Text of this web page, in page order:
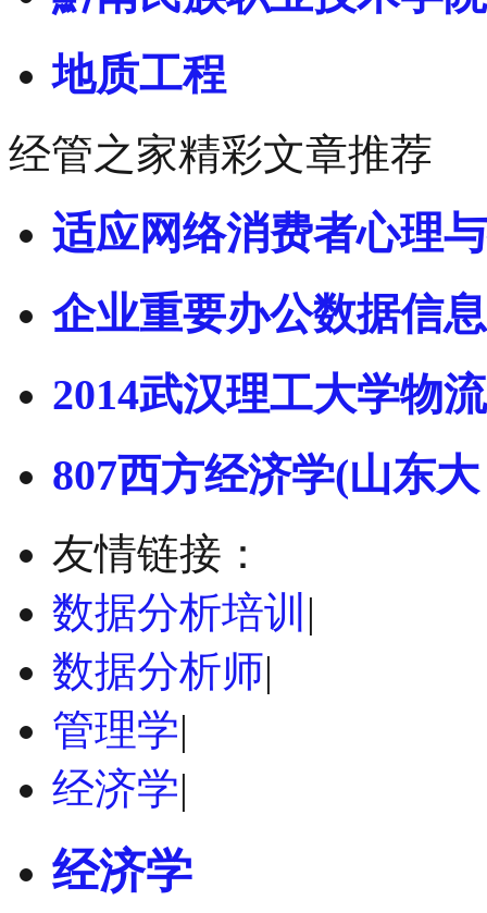
地质工程
经管之家精彩文章推荐
适应网络消费者心理
企业重要办公数据信
2014武汉理工大学物流
807西方经济学(山东大
友情链接：
数据分析培训 |
数据分析师|
管理学|
经济学|
经济学